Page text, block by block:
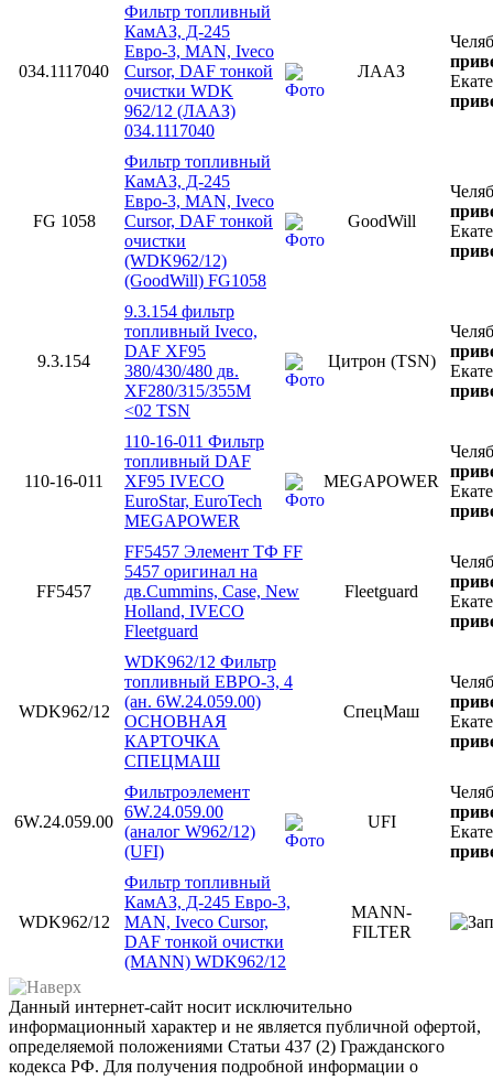
034.1117040
Фильтр топливный
КамАЗ, Д-245
Евро-3, MAN, Iveco
Cursor, DAF тонкой
очистки WDK
962/12 (ЛААЗ)
034.1117040
ЛААЗ
FG 1058
Фильтр топливный
КамАЗ, Д-245
Евро-3, MAN, Iveco
Cursor, DAF тонкой
очистки
(WDK962/12)
(GoodWill) FG1058
GoodWill
9.3.154
9.3.154 фильтр
топливный Iveco,
DAF XF95
380/430/480 дв.
XF280/315/355M
<02 TSN
Цитрон (TSN)
110-16-011
110-16-011 Фильтр
топливный DAF
XF95 IVECO
EuroStar, EuroTech
MEGAPOWER
MEGAPOWER
FF5457
FF5457 Элемент ТФ FF
5457 оригинал на
дв.Cummins, Case, New
Holland, IVECO
Fleetguard
Fleetguard
WDK962/12
WDK962/12 Фильтр
топливный ЕВРО-3, 4
(ан. 6W.24.059.00)
ОСНОВНАЯ
КАРТОЧКА
СПЕЦМАШ
СпецМаш
6W.24.059.00
Фильтроэлемент
6W.24.059.00
(аналог W962/12)
(UFI)
UFI
WDK962/12
Фильтр топливный
КамАЗ, Д-245 Евро-3,
MAN, Iveco Cursor,
DAF тонкой очистки
(MANN) WDK962/12
MANN-
FILTER
Данный интернет-сайт носит исключительно
информационный характер и не является публичной офертой,
определяемой положениями Статьи 437 (2) Гражданского
кодекса РФ. Для получения подробной информации о